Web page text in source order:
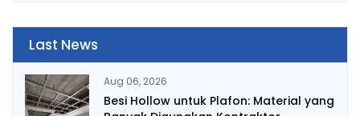
Last News
Aug 06, 2026
Besi Hollow untuk Plafon: Material yang